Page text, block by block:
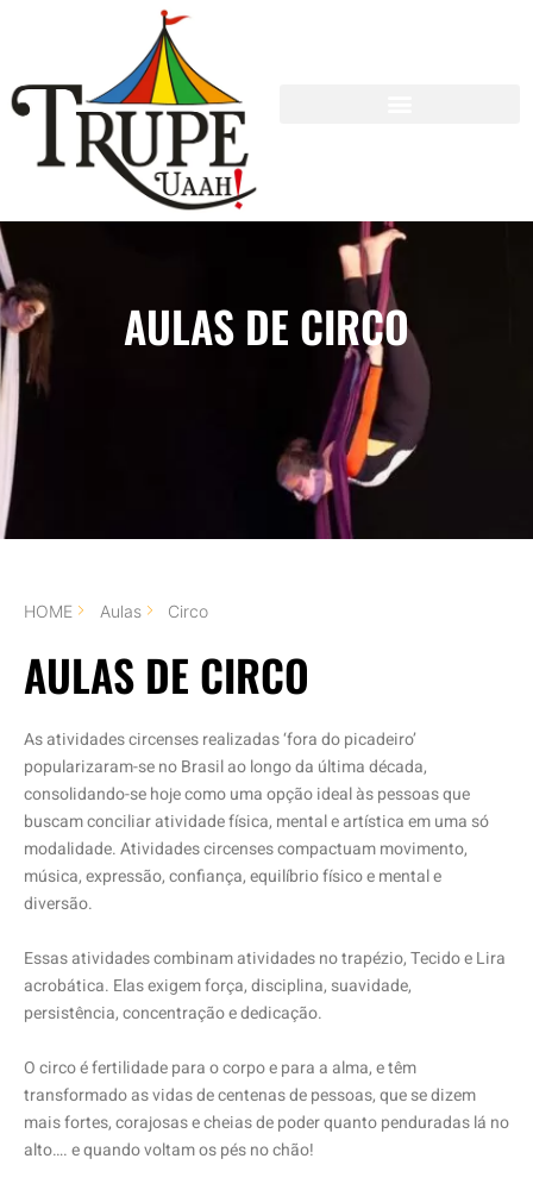
AULAS DE CIRCO
HOME Aulas Circo
AULAS DE CIRCO
As atividades circenses realizadas ‘fora do picadeiro’
popularizaram-se no Brasil ao longo da última década,
consolidando-se hoje como uma opção ideal às pessoas que
buscam conciliar atividade física, mental e artística em uma só
modalidade. Atividades circenses compactuam movimento,
música, expressão, confiança, equilíbrio físico e mental e
diversão.
Essas atividades combinam atividades no trapézio, Tecido e Lira
acrobática. Elas exigem força, disciplina, suavidade,
persistência, concentração e dedicação.
O circo é fertilidade para o corpo e para a alma, e têm
transformado as vidas de centenas de pessoas, que se dizem
mais fortes, corajosas e cheias de poder quanto penduradas lá no
alto…. e quando voltam os pés no chão!